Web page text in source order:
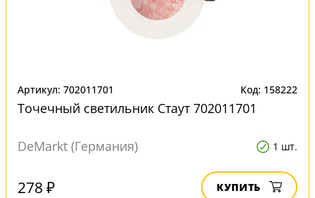
Артикул: 702011701 Код: 158222
Точечный светильник Стаут 702011701
DeMarkt (Германия) 1 шт.
278 ₽ КУПИТЬ